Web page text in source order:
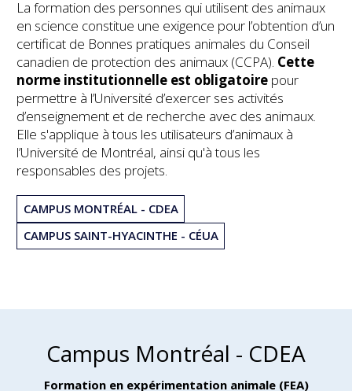
La formation des personnes qui utilisent des animaux
en science constitue une exigence pour l’obtention d’un
certificat de Bonnes pratiques animales du Conseil
canadien de protection des animaux (CCPA). Cette
norme institutionnelle est obligatoire pour
permettre à l’Université d’exercer ses activités
d’enseignement et de recherche avec des animaux.
Elle s'applique à tous les utilisateurs d’animaux à
l’Université de Montréal, ainsi qu'à tous les
responsables des projets.
CAMPUS MONTRÉAL - CDEA
CAMPUS SAINT-HYACINTHE - CÉUA
Campus Montréal - CDEA
Formation en expérimentation animale (FEA)